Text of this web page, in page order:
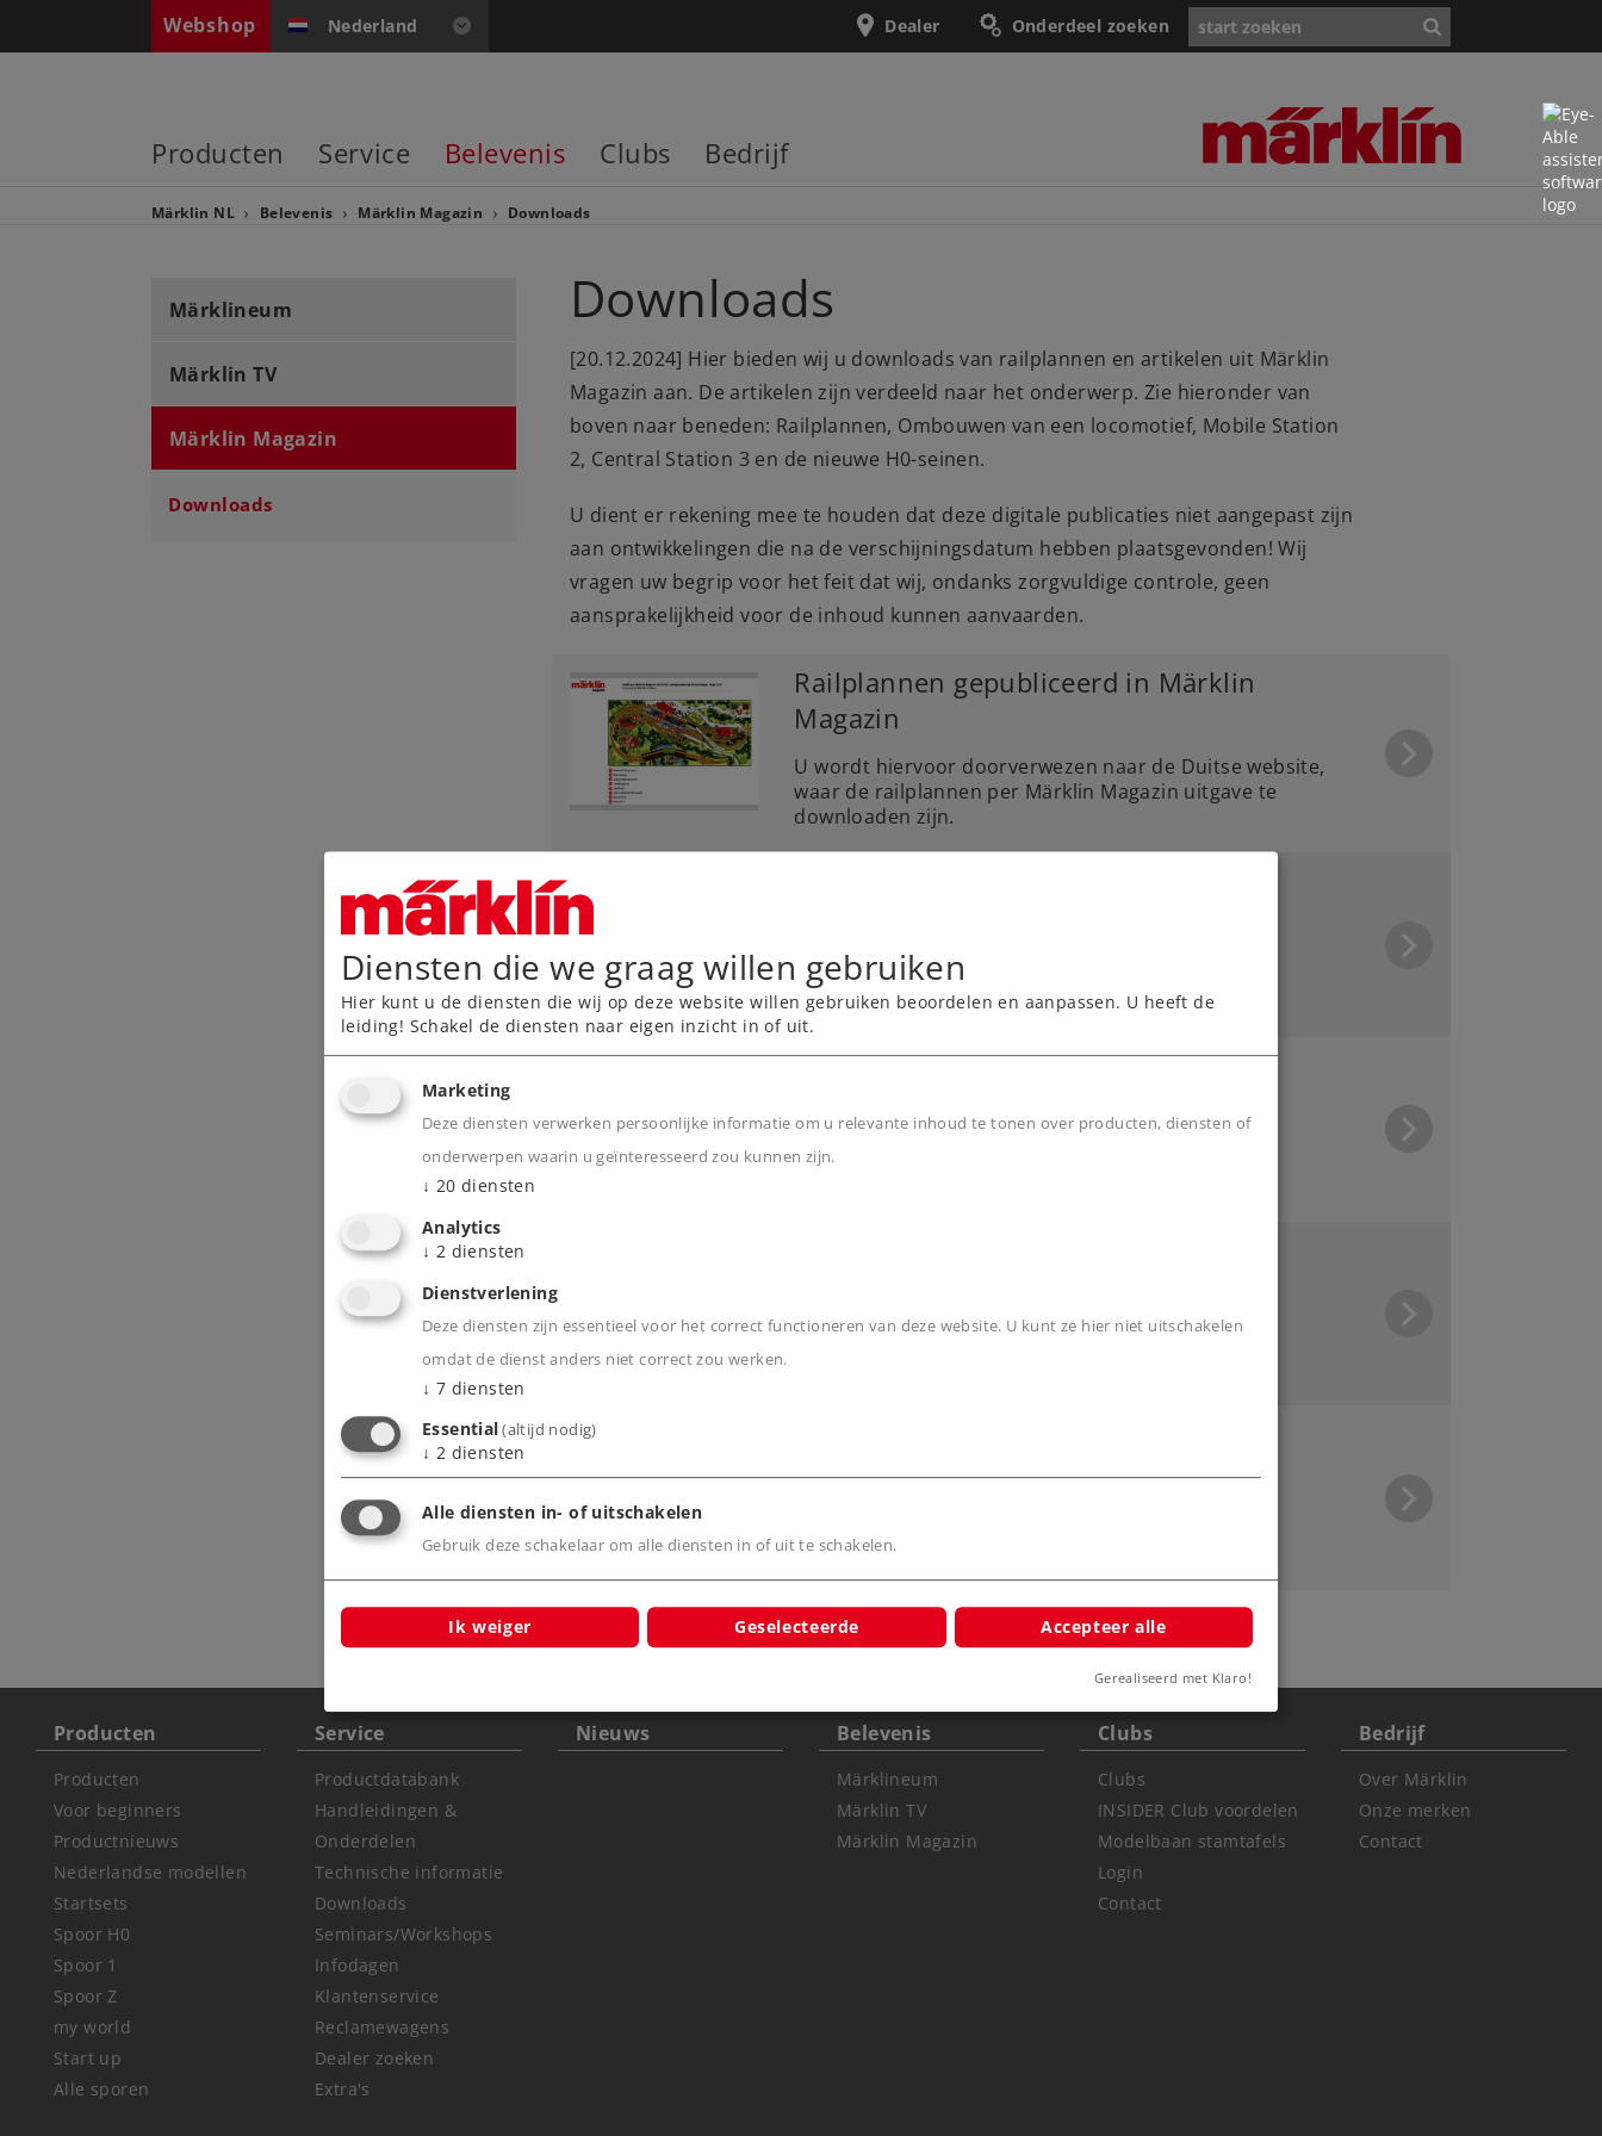
Webshop Nederland Onderdeel zoeken
Dealer
Producten Service Belevenis Clubs Bedrijf
Märklin NL Belevenis Märklin Magazin Downloads
Märklineum
Märklin TV
Märklin Magazin
Downloads
Downloads
[20.12.2024] Hier bieden wij u downloads van railplannen en artikelen uit Märklin
Magazin aan. De artikelen zijn verdeeld naar het onderwerp. Zie hieronder van
boven naar beneden: Railplannen, Ombouwen van een locomotief, Mobile Station
2, Central Station 3 en de nieuwe H0-seinen.
U dient er rekening mee te houden dat deze digitale publicaties niet aangepast zijn
aan ontwikkelingen die na de verschijningsdatum hebben plaatsgevonden! Wij
vragen uw begrip voor het feit dat wij, ondanks zorgvuldige controle, geen
aansprakelijkheid voor de inhoud kunnen aanvaarden.
Railplannen gepubliceerd in Märklin
Magazin
U wordt hiervoor doorverwezen naar de Duitse website,
waar de railplannen per Märklin Magazin uitgave te
downloaden zijn.
Artikelen over het Mobile Station 2
Producten
Producten
Voor beginners
Productnieuws
Nederlandse modellen
Startsets
Spoor H0
Spoor 1
Spoor Z
my world
Start up
Alle sporen
Service
Productdatabank
Handleidingen &
Onderdelen
Technische informatie
Downloads
Seminars/Workshops
Infodagen
Klantenservice
Reclamewagens
Dealer zoeken
Extra's
Nieuws Belevenis
Märklineum
Märklin TV
Märklin Magazin
Clubs
Clubs
INSIDER Club voordelen
Modelbaan stamtafels
Login
Contact
Bedrijf
Over Märklin
Onze merken
Contact
Diensten die we graag willen gebruiken
Hier kunt u de diensten die wij op deze website willen gebruiken beoordelen en aanpassen. U heeft de
leiding! Schakel de diensten naar eigen inzicht in of uit.
Marketing
Deze diensten verwerken persoonlijke informatie om u relevante inhoud te tonen over producten, diensten of
onderwerpen waarin u geïnteresseerd zou kunnen zijn.
↓ 20 diensten
Analytics
↓ 2 diensten
Dienstverlening
Deze diensten zijn essentieel voor het correct functioneren van deze website. U kunt ze hier niet uitschakelen
omdat de dienst anders niet correct zou werken.
↓ 7 diensten
Essential(altijd nodig)
↓ 2 diensten
Alle diensten in- of uitschakelen
Gebruik deze schakelaar om alle diensten in of uit te schakelen.
Ik weiger Geselecteerde Accepteer alle
Gerealiseerd met Klaro!